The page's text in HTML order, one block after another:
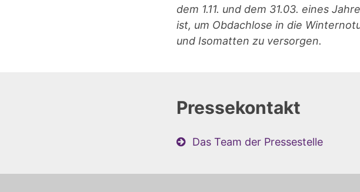
dem 1.11. und dem 31.03. eines
ist, um Obdachlose in die
und Isomatten zu versorgen.
Pressekontakt
Das Team der Pressestelle